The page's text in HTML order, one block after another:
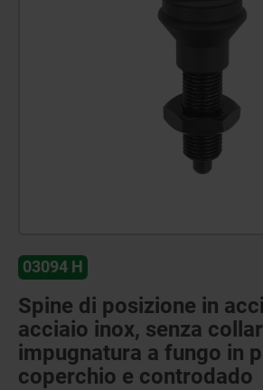
03094 H
Spine di posizione in
acciaio inox, senza
impugnatura a fungo in
coperchio e controdado